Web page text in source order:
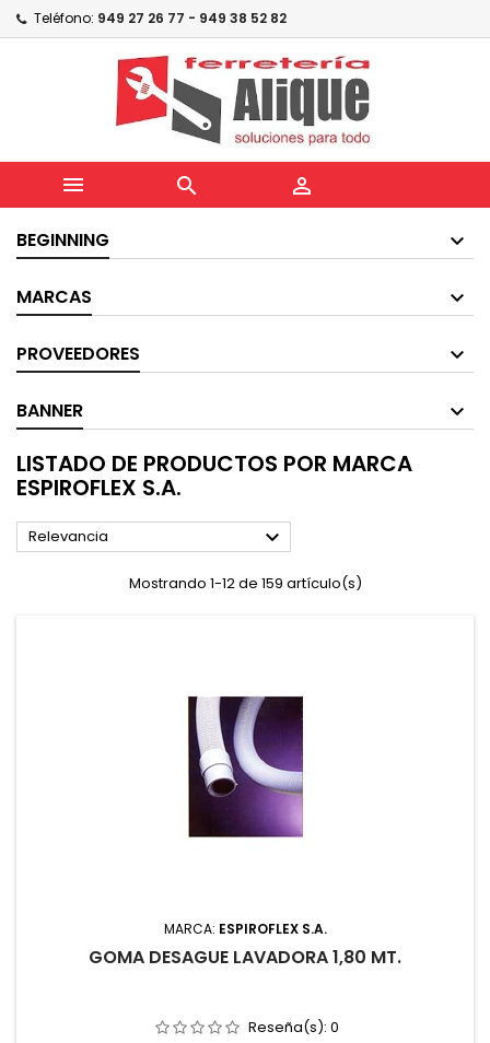
Teléfono: 949 27 26 77 - 949 38 52 82
  
BEGINNING
MARCAS
PROVEEDORES
BANNER
LISTADO DE PRODUCTOS POR MARCA
ESPIROFLEX S.A.
Relevancia 
Mostrando 1-12 de 159 artículo(s)
MARCA: ESPIROFLEX S.A.
GOMA DESAGUE LAVADORA 1,80 MT.
Reseña(s): 0